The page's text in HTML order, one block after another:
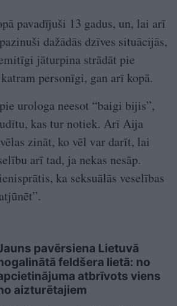
pavadījuši 13 gadus, un, lai arī
dažādās dzīves situācijās,
jāturpina strādāt pie
personīgi, gan arī kopā.
urologa neesot “baigi bijis”,
kas tur notiek. Arī Aija
zināt, ko vēl var darīt, lai
arī tad, ja nekas nesāp.
ka seksuālās veselības
pavērsiena Lietuvā
feldšera lietā: no
atbrīvots viens
aizturētajiem